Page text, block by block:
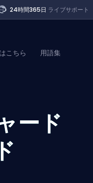
24時間365日 ライブサポート
こちら 用語集
ード